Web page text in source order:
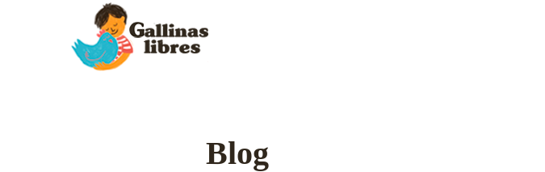
Blog